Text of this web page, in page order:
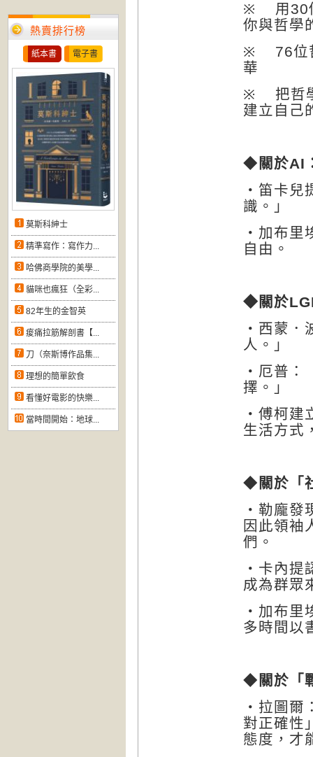
熱賣排行榜
紙本書 電子書
莫斯科紳士
精準寫作：寫作力...
哈佛商學院的美學...
貓咪也瘋狂（全彩...
82年生的金智英
痠痛拉筋解剖書【...
刀（奈斯博作品集...
理想的簡單飲食
看懂好電影的快樂...
當時間開始：地球...
※ 用 30
你與哲學
※
76位
華
※
把哲
建立自己
◆ 關於AI
‧笛卡兒
識。」
‧加布里
自由。
◆關於
‧西蒙．
人。」
‧厄普：
擇。」
‧傅柯建
生活方式
◆ 關於「
‧勒龐發
因此領袖
們。
‧卡內提
成為群眾
‧加布里
多時間以
◆ 關於「
‧拉圖爾
對正確性
態度，才